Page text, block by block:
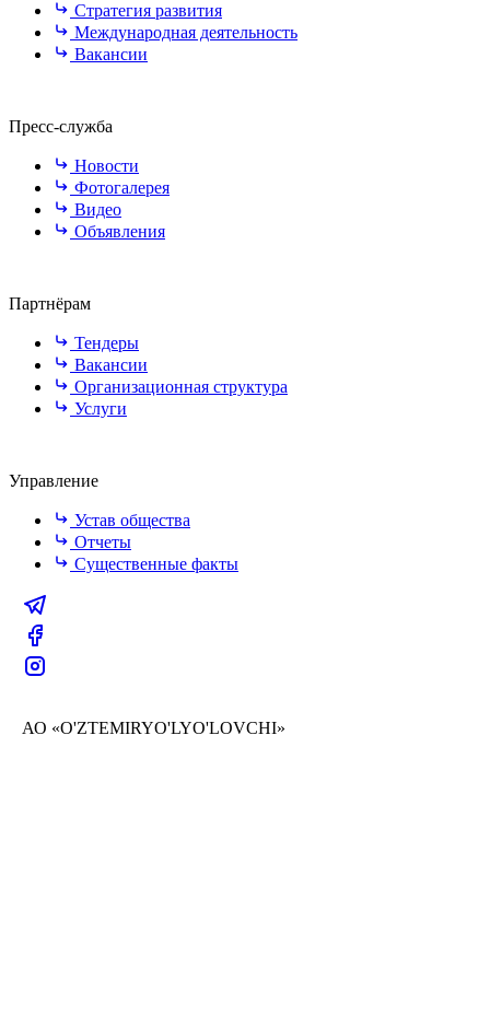
Стратегия развития
Международная деятельность
Вакансии
Пресс-служба
Новости
Фотогалерея
Видео
Объявления
Партнёрам
Тендеры
Вакансии
Организационная структура
Услуги
Управление
Устав общества
Отчеты
Существенные факты
АО «O'ZTEMIRYO'LYO'LOVCHI»